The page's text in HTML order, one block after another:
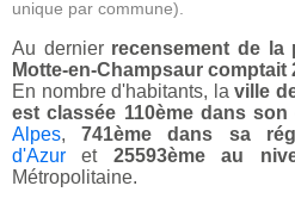
unique par commune).
Au dernier recensement de la
Motte-en-Champsaur comptait
En nombre d'habitants, laville
est classée 110ème dans son
Alpes,741ème dans sa
d'Azur et 25593ème au
Métropolitaine.